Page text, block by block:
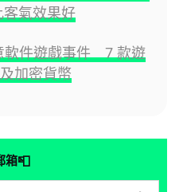
氣效果好
軟件遊戲事件 7 款遊
加密貨幣
箱📮